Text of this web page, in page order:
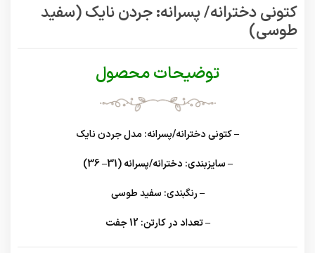
کتونی دخترانه/ پسرانه: جردن نایک (سفید
طوسی)
توضیحات محصول
– کتونی دخترانه/پسرانه: مدل جردن نایک
– سایزبندی: دخترانه/پسرانه (31– 36)
– رنگبندی: سفید طوسی
– تعداد در کارتن: 12 جفت